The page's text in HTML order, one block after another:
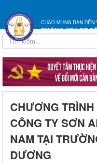
CHÀO MỪNG BẠN ĐẾN
PHÒNG GD&ĐT
CHƯƠNG
CÔNG TY SƠN
NAM TẠI
DƯƠNG